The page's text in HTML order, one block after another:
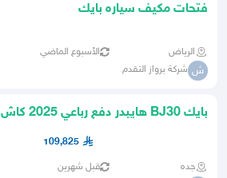
فتحات مكيف سياره بايك
الرياض الأسبوع الماضي
ش شركة برواز التقدم
بايك BJ30 هايبدر دفع رباعي 2025 كاش
109,825
جده قبل شهرين